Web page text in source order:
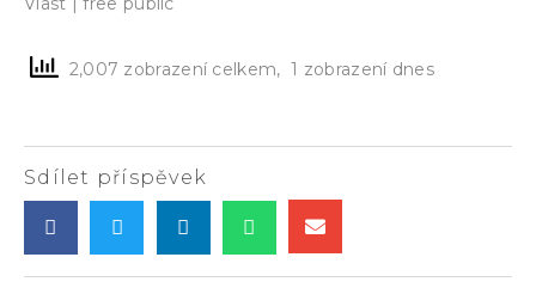
2,007 zobrazení celkem, 1 zobrazení dnes
Sdílet příspěvek